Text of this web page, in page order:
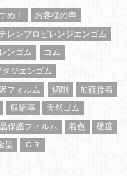
め！
お客様の声
レンプロピレンジエンゴム
ンゴム
ゴム
タジエンゴム
フィルム 切削
加硫接着
収縮率
天然ゴム
保護フィルム 着色
硬度
型 ＣＲ